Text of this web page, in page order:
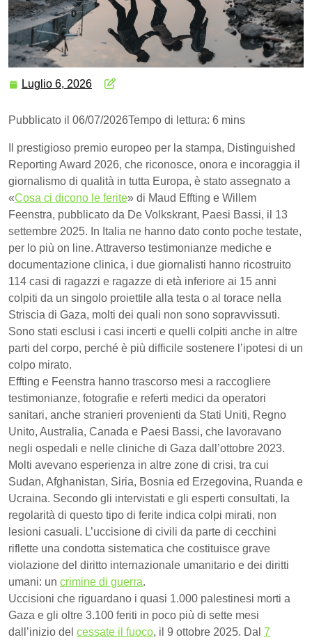
Luglio 6, 2026
Pubblicato il 06/07/2026Tempo di lettura: 6 mins
Il prestigioso premio europeo per la stampa, Distinguished
Reporting Award 2026, che riconosce, onora e incoraggia il
giornalismo di qualità in tutta Europa, è stato assegnato a
«Cosa ci dicono le ferite» di Maud Effting e Willem
Feenstra, pubblicato da De Volkskrant, Paesi Bassi, il 13
settembre 2025. In Italia ne hanno dato conto poche testate,
per lo più on line. Attraverso testimonianze mediche e
documentazione clinica, i due giornalisti hanno ricostruito
114 casi di ragazzi e ragazze di età inferiore ai 15 anni
colpiti da un singolo proiettile alla testa o al torace nella
Striscia di Gaza, molti dei quali non sono sopravvissuti.
Sono stati esclusi i casi incerti e quelli colpiti anche in altre
parti del corpo, perché è più difficile sostenere l’ipotesi di un
colpo mirato.
Effting e Feenstra hanno trascorso mesi a raccogliere
testimonianze, fotografie e referti medici da operatori
sanitari, anche stranieri provenienti da Stati Uniti, Regno
Unito, Australia, Canada e Paesi Bassi, che lavoravano
negli ospedali e nelle cliniche di Gaza dall’ottobre 2023.
Molti avevano esperienza in altre zone di crisi, tra cui
Sudan, Afghanistan, Siria, Bosnia ed Erzegovina, Ruanda e
Ucraina. Secondo gli intervistati e gli esperti consultati, la
regolarità di questo tipo di ferite indica colpi mirati, non
lesioni casuali. L’uccisione di civili da parte di cecchini
riflette una condotta sistematica che costituisce grave
violazione del diritto internazionale umanitario e dei diritti
umani: un crimine di guerra.
Uccisioni che riguardano i quasi 1.000 palestinesi morti a
Gaza e gli oltre 3.100 feriti in poco più di sette mesi
dall’inizio del cessate il fuoco, il 9 ottobre 2025. Dal 7